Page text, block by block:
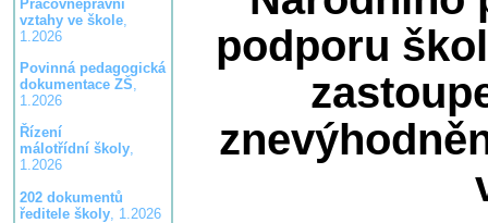
Pracovněprávní
vztahy ve škole,
1.2026
Povinná pedagogická
dokumentace ZŠ,
1.2026
Řízení
málotřídní školy,
1.2026
202 dokumentů
ředitele školy, 1.2026
podporu